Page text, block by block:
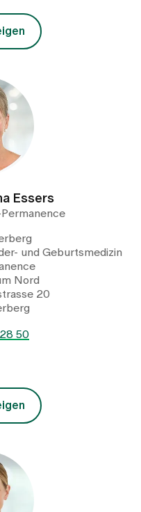
Essers
und Geburtsmedizin
Nord
20
50